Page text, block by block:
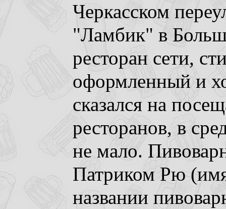
Черкасском
"Ламбик" в
ресторан сети,
оформленный и
сказался на
ресторанов, в
не мало.
Патриком Рю
названии